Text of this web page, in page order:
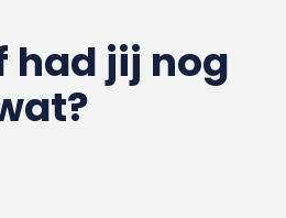
had jij nog